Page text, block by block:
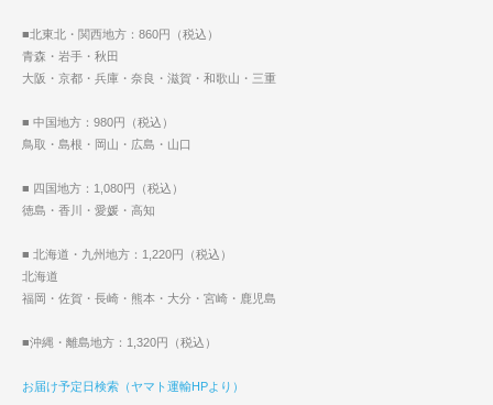
■北東北・関西地方：860円（税込）
青森・岩手・秋田
大阪・京都・兵庫・奈良・滋賀・和歌山・三重
■ 中国地方：980円（税込）
鳥取・島根・岡山・広島・山口
■ 四国地方：1,080円（税込）
徳島・香川・愛媛・高知
■ 北海道・九州地方：1,220円（税込）
北海道
福岡・佐賀・長崎・熊本・大分・宮崎・鹿児島
■沖縄・離島地方：1,320円（税込）
お届け予定日検索（ヤマト運輸HPより）